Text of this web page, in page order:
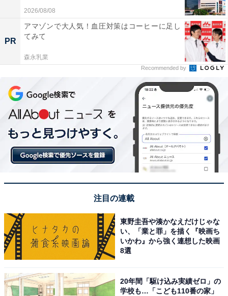
2026/08/08
PR
アマゾンで大人気！血圧対策はコーヒーに足し
てみて
森永乳業
Recommended by
注目の連載
東野圭吾や湊かなえだけじゃな
い、「業と罪」を描く『映画ち
いかわ』から強く連想した映画
8選
20年間「駆け込み実績ゼロ」の
学校も…「こども110番の家」